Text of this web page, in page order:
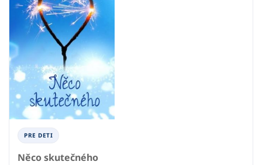
PRE DETI
Něco skutečného